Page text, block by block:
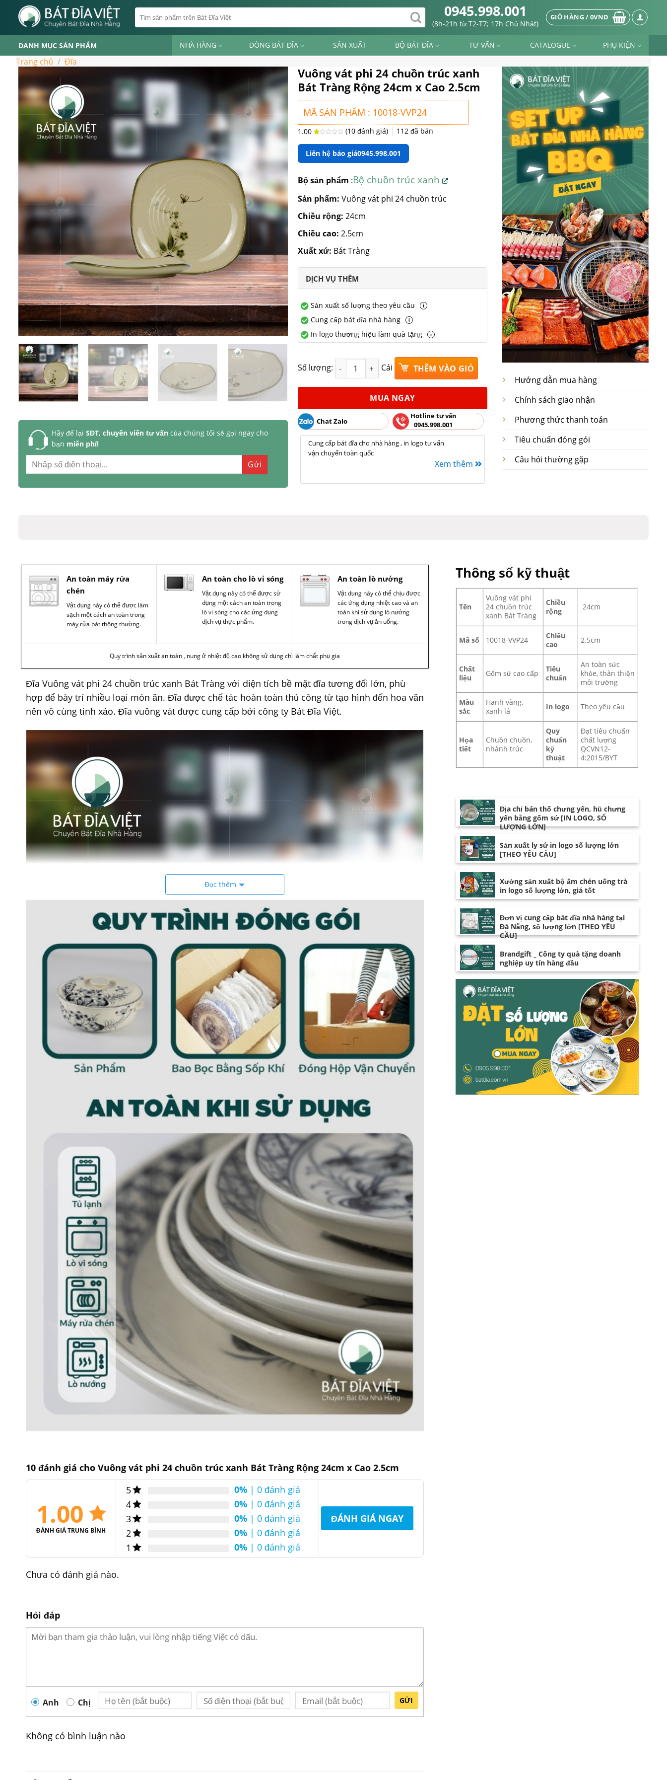
content
Tìm
kiếm:
0945.998.001
(8h-21h từ T2-T7; 17h Chủ Nhật)
GIỎ HÀNG /0VND
DANH MỤC SẢN PHẨM NHÀ HÀNG DÒNG BÁT ĐĨA SẢN XUẤT BỘ BÁT ĐĨA TƯ VẤN CATALOGUE PHỤ KIỆN
Trang chủ / Đĩa
Hãy để lại SĐT, chuyên viên tư vấncủa chúng tôi sẽ gọi ngay cho
bạn miễn phí!
Vuông vát phi 24 chuồn trúc xanh
Bát Tràng Rộng 24cm x Cao 2.5cm
MÃ SẢN PHẨM : 10018-VVP24
1.00
5
trên
giá
(10 đánh giá) 112 đã bán
Liên hệ báo giá0945.998.001
Bộ sản phẩm :Bộ chuồn trúc xanh
Sản phẩm: Vuông vát phi 24 chuồn trúc
Chiều rộng: 24cm
Chiều cao: 2.5cm
Xuất xứ: Bát Tràng
DỊCH VỤ THÊM
Sản xuất số lượng theo yêu cầu
Cung cấp bát đĩa nhà hàng
In logo thương hiệu làm quà tặng
Số lượng: Vuông vát phi 24 chuồn trúc xanh Bát Tràng Rộng 24cm x Cao 2.5cm số lượng
Cái THÊM VÀO GIỎ
MUA NGAY
Chat Zalo
Hotline tư vấn
0945.998.001
Cung cấp bát đĩa cho nhà hàng , in logo tư vấn
vận chuyển toàn quốc
Xem thêm
Hướng dẫn mua hàng
Chính sách giao nhận
Phương thức thanh toán
Tiêu chuẩn đóng gói
Câu hỏi thường gặp
An toàn máy rửa
chén
Vật dụng này có thể được làm
sạch một cách an toàn trong
máy rửa bát thông thường.
An toàn cho lò vi sóng
Vật dụng này có thể được sử
dụng một cách an toàn trong
lò vi sóng cho các ứng dụng
dịch vụ thực phẩm.
An toàn lò nướng
Vật dụng này có thể chịu được
các ứng dụng nhiệt cao và an
toàn khi sử dụng lò nướng
trong dịch vụ ăn uống.
Quy trình sản xuất an toàn , nung ở nhiệt độ cao không sử dụng chì làm chất phụ gia
Đĩa Vuông vát phi 24 chuồn trúc xanh Bát Tràng với diện tích bề mặt đĩa tương đối lớn, phù
hợp để bày trí nhiều loại món ăn. Đĩa được chế tác hoàn toàn thủ công từ tạo hình đến hoa văn
nên vô cùng tinh xảo. Đĩa vuông vát được cung cấp bởi công ty Bát Đĩa Việt.
Đĩa vuông vát phi 24 chuồn trúc xanh
Đặc điểm sản phẩm
Kích thước sản phẩm
Đọc thêm
10 đánh giá cho Vuông vát phi 24 chuồn trúc xanh Bát Tràng Rộng 24cm x Cao 2.5cm
1.00
ĐÁNH GIÁ TRUNG BÌNH
5 0%| 0 đánh giá
4
0%| 0 đánh giá
3
0%| 0 đánh giá
2
0%| 0 đánh giá
1
0%| 0 đánh giá
ĐÁNH GIÁ NGAY
Chưa có đánh giá nào.
Hỏi đáp
Anh Chị GỬI
Không có bình luận nào
Thông số kỹ thuật
Tên
Vuông vát phi
24 chuồn trúc
xanh Bát Tràng
Chiều
rộng
24cm
Mã số 10018-VVP24
Chiều
cao
2.5cm
Chất
liệu
Gốm sứ cao cấp
Tiêu
chuẩn
An toàn sức
khỏe, thân thiện
môi trường
Màu
sắc
Hanh vàng,
xanh lá
In logo Theo yêu cầu
Họa
tiết
Chuồn chuồn,
nhành trúc
Quy
chuẩn
kỹ
thuật
Đạt tiêu chuẩn
chất lượng
QCVN12-
4:2015/BYT
Địa chỉ bán thố chưng yến, hũ chưng
yến bằng gốm sứ [IN LOGO, SỐ
LƯỢNG LỚN]
Sản xuất ly sứ in logo số lượng lớn
[THEO YÊU CẦU]
Xưởng sản xuất bộ ấm chén uống trà
in logo số lượng lớn, giá tốt
Đơn vị cung cấp bát đĩa nhà hàng tại
Đà Nẵng, số lượng lớn [THEO YÊU
CẦU]
Brandgift _ Công ty quà tặng doanh
nghiệp uy tín hàng đầu